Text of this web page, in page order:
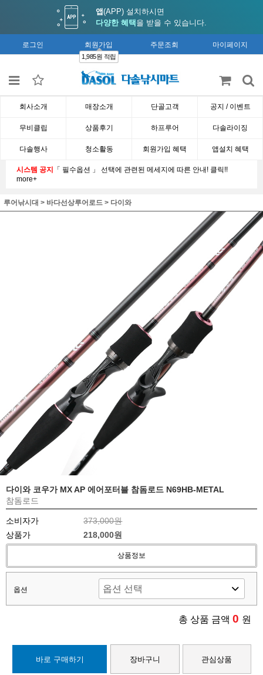
앱(APP) 설치하시면
다양한 혜택 을 받을 수 있습니다.
로그인 회원가입
1,985원 적립
주문조회 마이페이지
회사소개 매장소개 단골고객 공지 / 이벤트
무비클립 상품후기 하프루어 다솔라이징
다솔행사 청소활동 회원가입 혜택 앱설치 혜택
시스템 공지 「 필수옵션 」 선택에 관련된 메세지에 따른 안내! 클릭!!
more+
루어낚시대 > 바다선상루어로드 > 다이와
다이와 코우가 MX AP 에어포터블 참돔로드 N69HB-METAL
참돔로드
소비자가
373,000원
상품가
218,000원
상품정보
옵션
총 상품 금액 0 원
바로 구매하기 장바구니 관심상품